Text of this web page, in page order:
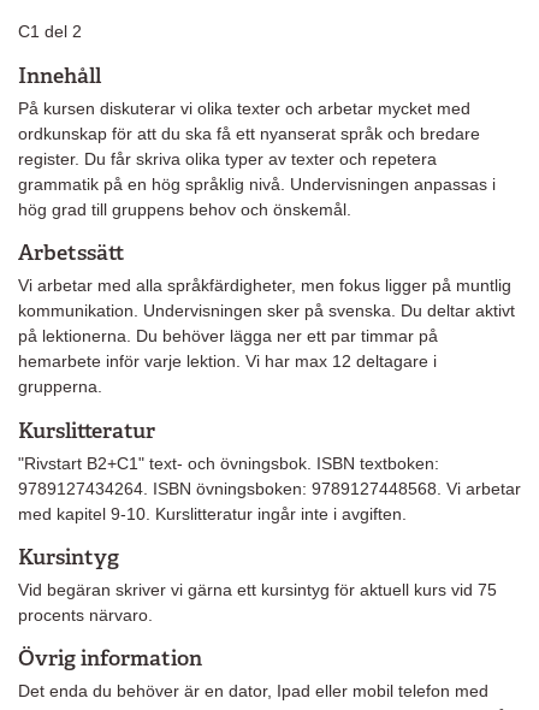
C1 del 2
Innehåll
På kursen diskuterar vi olika texter och arbetar mycket med
ordkunskap för att du ska få ett nyanserat språk och bredare
register. Du får skriva olika typer av texter och repetera
grammatik på en hög språklig nivå. Undervisningen anpassas i
hög grad till gruppens behov och önskemål.
Arbetssätt
Vi arbetar med alla språkfärdigheter, men fokus ligger på muntlig
kommunikation. Undervisningen sker på svenska. Du deltar aktivt
på lektionerna. Du behöver lägga ner ett par timmar på
hemarbete inför varje lektion. Vi har max 12 deltagare i
grupperna.
Kurslitteratur
"Rivstart B2+C1" text- och övningsbok. ISBN textboken:
9789127434264. ISBN övningsboken: 9789127448568. Vi arbetar
med kapitel 9-10. Kurslitteratur ingår inte i avgiften.
Kursintyg
Vid begäran skriver vi gärna ett kursintyg för aktuell kurs vid 75
procents närvaro.
Övrig information
Det enda du behöver är en dator, Ipad eller mobil telefon med